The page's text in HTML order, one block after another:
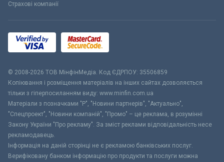
Страхові компанії
© 2008-2026 ТОВ МiнфiнМедiа. Код ЄДРПОУ: 35506859
Копіювання і розміщення матеріалів на інших сайтах дозволяється
тільки з гіперпосиланням виду: www.minfin.com.ua
Матеріали з позначками "Р", "Новини партнерів", "Актуально",
"Спецпроект", "Новини компаній", "Промо" – це реклама, в розумінні
Закону України "Про рекламу". За зміст реклами відповідальність несе
рекламодавець.
Інформація на даній сторінці не є рекламою банківських послуг.
Верифіковану банком інформацію про продукти та послуги можна